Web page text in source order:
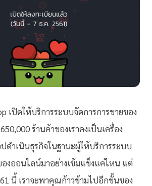
เปิดให้บริการระบบจัดการการขายของ
ร้านค้าของเราคงเป็นเครื่อง
ดำเนินธุรกิจในฐานะผู้ให้บริการระบบ
งออนไลน์มาอย่างเข้มแข็งแค่ไหน แต่
นี้ เราจะพาคุณก้าวข้ามไปอีกขั้นของ